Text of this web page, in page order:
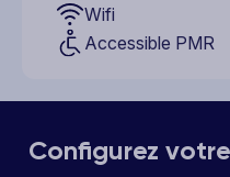
Wifi
Accessible PMR
Configurez